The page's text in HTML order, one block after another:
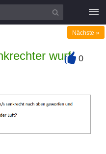
wurf
Nächste »
0